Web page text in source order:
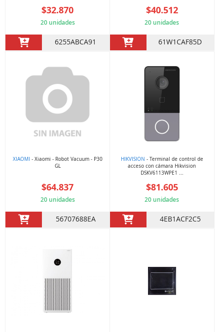
$32.870
20 unidades
6255ABCA91
$40.512
20 unidades
61W1CAF85D
XIAOMI - Xiaomi - Robot Vacuum - P30
GL
$64.837
20 unidades
56707688EA
HIKVISION - Terminal de control de
acceso con cámara Hikvision
DSKV6113WPE1 ...
$81.605
20 unidades
4EB1ACF2C5